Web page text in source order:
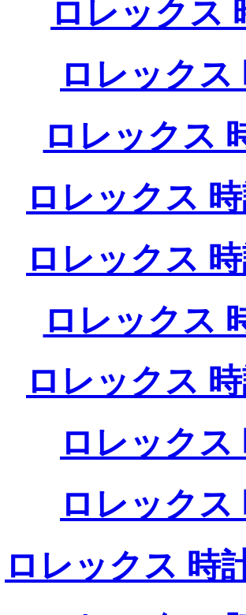
ロレックス
ロレックス
ロレックス
ロレックス
ロレックス
ロレックス
ロレックス
ロレックス
ロレックス
ロレックス 時